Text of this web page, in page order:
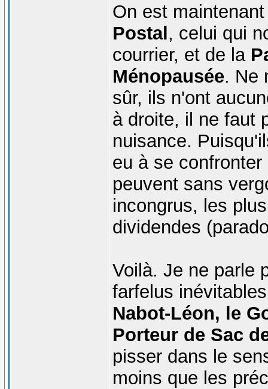
On est
Postal , celui qui
courrier, et de la
Ménopausée. Ne
sûr, ils n'ont
à droite, il ne faut
nuisance.
eu à se
peuvent sans
incongrus, les
dividendes
Voilà. Je ne parle
farfelus
Nabot-Léon, le
Porteur de Sac
pisser dans le
moins que les